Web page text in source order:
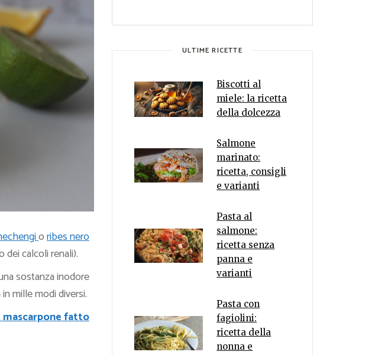
oribes nero
calcoli renali).
sostanza inodore
mille modi diversi.
fatto
ULTIME RICETTE
Biscotti al
miele: la ricetta
della dolcezza
Salmone
marinato:
ricetta, consigli
e varianti
Pasta al
salmone:
ricetta senza
panna e
varianti
Pasta con
fagiolini:
ricetta della
nonna e